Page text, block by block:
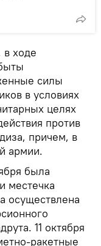
ходе
силы
в условиях
целях
против
причем, в
армии.
была
местечка
осуществлена
11 октября
ракетные